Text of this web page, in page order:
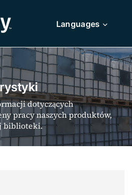
Languages
dotyczących
pracy naszych produktów,
biblioteki.